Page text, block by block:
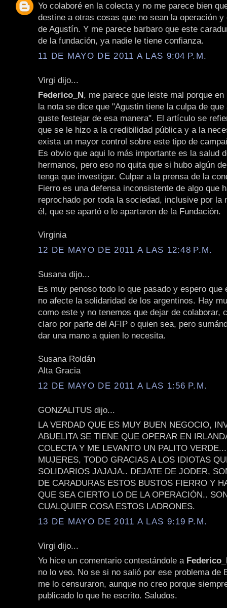
Yo colaboré en la colecta y no me parece bien
destine a otras cosas que no sean la operación y
de Agustín. Y me parece barbaro que este
de la fundación, ya nadie le tiene confianza.
11 DE MAYO DE 2011 A LAS 9:04 P.M.
Virgi dijo...
Federico_N, me parece que leiste mal porque en
la nota se dice que "Agustin tiene la culpa de que
guste festejar de esa manera". El artículo se
que se le hizo a la credibilidad pública y a la
exista un mayor control sobre este tipo de
Es obvio que aqui lo más importante es la salud
hermanos, pero eso no quita que si hubo algún
tenga que investigar. Culpar a la prensa de la
Fierro es una defensa inconsistente de algo que
reprochado por toda la sociedad, inclusive por la
él, que se apartó o lo apartaron de la Fundación.
Virginia
12 DE MAYO DE 2011 A LAS 12:48 P.M.
Susana dijo...
Es muy penoso todo lo que pasado y espero que
no afecte la solidaridad de los argentinos. Hay
como este y no tenemos que dejar de colaborar,
claro por parte del AFIP o quien sea, pero
dar una mano a quien lo necesita.
Susana Roldán
Alta Gracia
12 DE MAYO DE 2011 A LAS 1:56 P.M.
GONZALITUS dijo...
LA VERDAD QUE ES MUY BUEN NEGOCIO,
ABUELITA SE TIENE QUE OPERAR EN
COLECTA Y ME LEVANTO UN PALITO
MUJERES, TODO GRACIAS A LOS IDIOTAS
SOLIDARIOS JAJAJA.. DEJATE DE JODER,
DE CARADURAS ESTOS BUSTOS FIERRO Y
QUE SEA CIERTO LO DE LA OPERACIÓN..
CUALQUIER COSA ESTOS LADRONES.
13 DE MAYO DE 2011 A LAS 9:19 P.M.
Virgi dijo...
Yo hice un comentario contestándole a
no lo veo. No se si no salió por ese problema de
me lo censuraron, aunque no creo porque
publicado lo que he escrito. Saludos.